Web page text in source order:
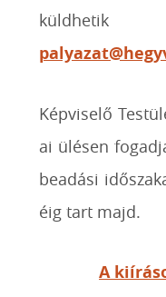
Képviselő
ai ülésen
beadási
éig tart majd.
A